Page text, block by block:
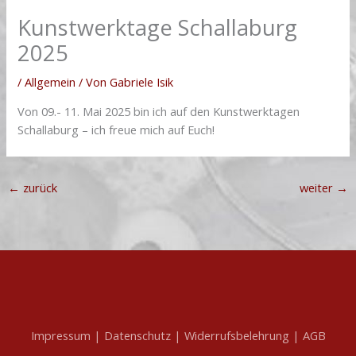
Kunstwerktage Schallaburg
2025
/Allgemein / VonGabriele Isik
Von 09.- 11. Mai 2025 bin ich auf den Kunstwerktagen
Schallaburg – ich freue mich auf Euch!
← zurück weiter →
Impressum | Datenschutz | Widerrufsbelehrung | AGB